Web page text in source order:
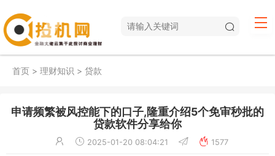
首页 > 理财知识 > 贷款
申请频繁被风控能下的口子,隆重介绍5个免审秒批的
贷款软件分享给你
2025-01-20 08:04:21 1577